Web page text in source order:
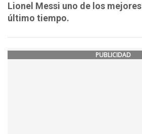
Lionel Messi uno de los
último tiempo.
PUBLICIDAD